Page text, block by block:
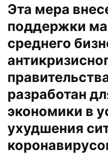
Эта мера
поддержки
среднего
разработан
экономики в
ухудшения